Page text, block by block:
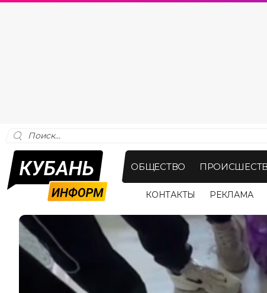
ОБЩЕСТВО
КОНТАКТЫ РЕКЛАМА